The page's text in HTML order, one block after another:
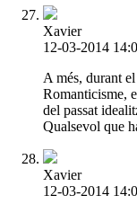
Xavier
12-03-2014
A més, durant
Romanticisme,
del passat
Qualsevol que
Xavier
12-03-2014